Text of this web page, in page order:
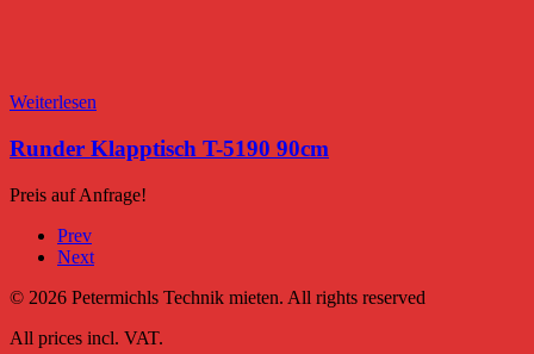
Weiterlesen
Runder Klapptisch T-5190 90cm
Preis auf Anfrage!
Prev
Next
© 2026 Petermichls Technik mieten. All rights reserved
All prices incl. VAT.